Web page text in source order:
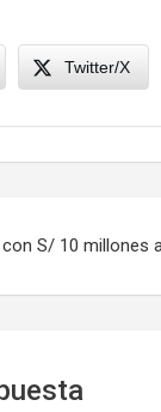
Twitter/X
S/ 10 millones